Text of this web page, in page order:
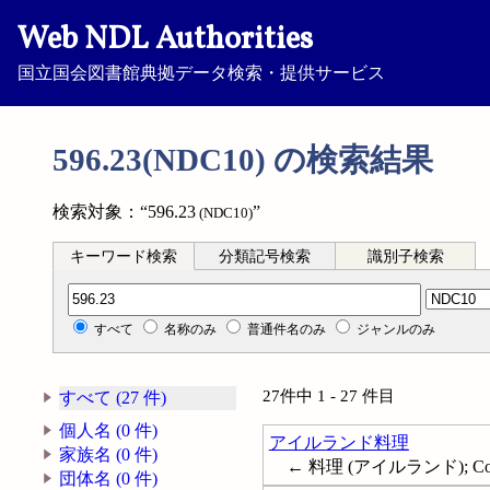
Web NDL Authorities
国立国会図書館典拠データ検索・提供サービス
596.23(NDC10) の検索結果
検索対象：“596.23 (NDC10)”
キーワード検索 分類記号検索 識別子検索
分類記号検索
すべて 名称のみ 普通件名のみ ジャンルのみ
すべて (27 件)
個人名 (0 件)
家族名 (0 件)
団体名 (0 件)
27件中 1 - 27 件目
アイルランド料理
← 料理 (アイルランド);